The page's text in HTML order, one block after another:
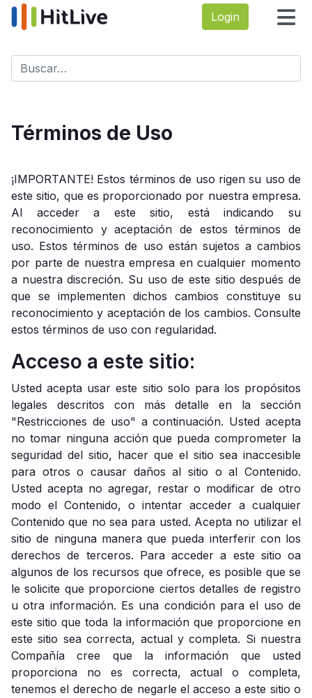
Login
Buscar
Términos de Uso
¡IMPORTANTE! Estos términos de uso rigen su uso de
este sitio, que es proporcionado por nuestra empresa.
Al acceder a este sitio, está indicando su
reconocimiento y aceptación de estos términos de
uso. Estos términos de uso están sujetos a cambios
por parte de nuestra empresa en cualquier momento
a nuestra discreción. Su uso de este sitio después de
que se implementen dichos cambios constituye su
reconocimiento y aceptación de los cambios. Consulte
estos términos de uso con regularidad.
Acceso a este sitio:
Usted acepta usar este sitio solo para los propósitos
legales descritos con más detalle en la sección
"Restricciones de uso" a continuación. Usted acepta
no tomar ninguna acción que pueda comprometer la
seguridad del sitio, hacer que el sitio sea inaccesible
para otros o causar daños al sitio o al Contenido.
Usted acepta no agregar, restar o modificar de otro
modo el Contenido, o intentar acceder a cualquier
Contenido que no sea para usted. Acepta no utilizar el
sitio de ninguna manera que pueda interferir con los
derechos de terceros. Para acceder a este sitio oa
algunos de los recursos que ofrece, es posible que se
le solicite que proporcione ciertos detalles de registro
u otra información. Es una condición para el uso de
este sitio que toda la información que proporcione en
este sitio sea correcta, actual y completa. Si nuestra
Compañía cree que la información que usted
proporciona no es correcta, actual o completa,
tenemos el derecho de negarle el acceso a este sitio o